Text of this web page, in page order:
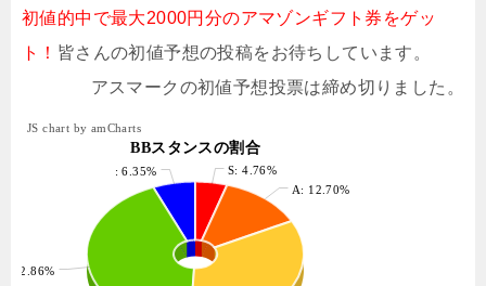
初値的中で最大2000円分のアマゾンギフト券をゲッ
ト！ 皆さんの初値予想の投稿をお待ちしています。
アスマークの初値予想投票は締め切りました。
: 6.35%
: 42.86%
S: 4.76%
A: 12.70%
BBスタンスの割合
JS chart by amCharts